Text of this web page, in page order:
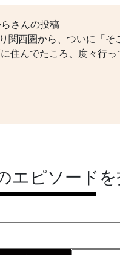
さんの投稿
関西圏から、ついに「そ
住んでたころ、度々行っ
エピソードを